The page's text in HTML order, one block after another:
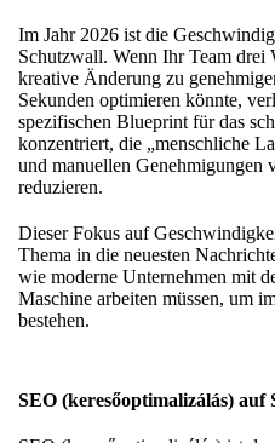
Im Jahr 2026 ist die
Schutzwall. Wenn Ihr Team drei
kreative Änderung zu
Sekunden optimieren könnte,
spezifischen Blueprint für das
konzentriert, die „menschliche
und manuellen Genehmigungen
reduzieren.
Dieser Fokus auf
Thema in die neuesten
wie moderne Unternehmen mit
Maschine arbeiten müssen, um
bestehen.
SEO (keresőoptimalizálás) auf